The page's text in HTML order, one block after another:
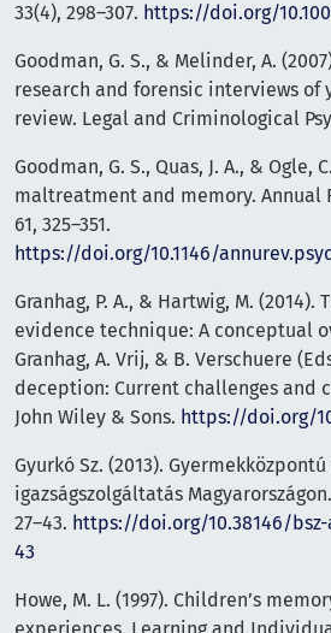
33(4), 298–307. https://doi.org/
Goodman, G. S., & Melinder, A.
research and forensic interviews of
review. Legal and Criminological
Goodman, G. S., Quas, J. A., & Ogle,
maltreatment and memory. Annual
61, 325–351.
https://doi.org/10.1146/
Granhag, P. A., & Hartwig, M. (2014).
evidence technique: A conceptual
Granhag, A. Vrij, & B. Verschuere
deception: Current challenges and
John Wiley & Sons. https://doi.org/
Gyurkó Sz. (2013).
igazságszolgáltatás
27–43. https://doi.org/10.38146/bsz-
43
Howe, M. L. (1997). Children’s